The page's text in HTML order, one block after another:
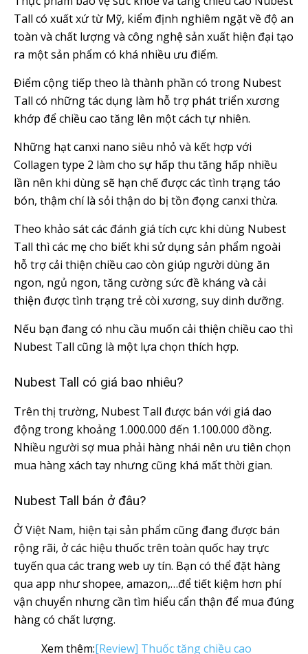
Tall có xuất xứ từ Mỹ, kiểm định nghiêm ngặt về độ an
toàn và chất lượng và công nghệ sản xuất hiện đại tạo
ra một sản phẩm có khá nhiều ưu điểm.
Điểm cộng tiếp theo là thành phần có trong Nubest
Tall có những tác dụng làm hỗ trợ phát triển xương
khớp để chiều cao tăng lên một cách tự nhiên.
Những hạt canxi nano siêu nhỏ và kết hợp với
Collagen type 2 làm cho sự hấp thu tăng hấp nhiều
lần nên khi dùng sẽ hạn chế được các tình trạng táo
bón, thậm chí là sỏi thận do bị tồn đọng canxi thừa.
Theo khảo sát các đánh giá tích cực khi dùng Nubest
Tall thì các mẹ cho biết khi sử dụng sản phẩm ngoài
hỗ trợ cải thiện chiều cao còn giúp người dùng ăn
ngon, ngủ ngon, tăng cường sức đề kháng và cải
thiện được tình trạng trẻ còi xương, suy dinh dưỡng.
Nếu bạn đang có nhu cầu muốn cải thiện chiều cao thì
Nubest Tall cũng là một lựa chọn thích hợp.
Nubest Tall có giá bao nhiêu?
Trên thị trường, Nubest Tall được bán với giá dao
động trong khoảng 1.000.000 đến 1.100.000 đồng.
Nhiều người sợ mua phải hàng nhái nên ưu tiên chọn
mua hàng xách tay nhưng cũng khá mất thời gian.
Nubest Tall bán ở đâu?
Ở Việt Nam, hiện tại sản phẩm cũng đang được bán
rộng rãi, ở các hiệu thuốc trên toàn quốc hay trực
tuyến qua các trang web uy tín. Bạn có thể đặt hàng
qua app như shopee, amazon,…để tiết kiệm hơn phí
vận chuyển nhưng cần tìm hiểu cẩn thận để mua đúng
hàng có chất lượng.
Xem thêm:[Review] Thuốc tăng chiều cao